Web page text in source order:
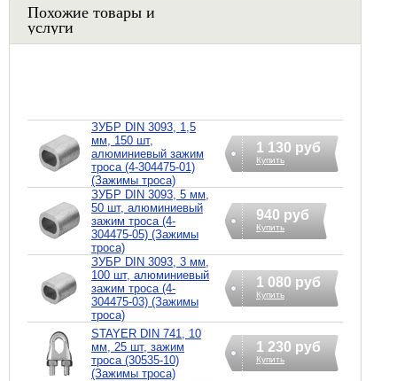
Похожие товары и
услуги
ЗУБР DIN 3093, 1,5
мм, 150 шт,
алюминиевый зажим
троса (4-304475-01)
(Зажимы троса)
1 130 руб
Купить
ЗУБР DIN 3093, 5 мм,
50 шт, алюминиевый
зажим троса (4-
304475-05) (Зажимы
троса)
940 руб
Купить
ЗУБР DIN 3093, 3 мм,
100 шт, алюминиевый
зажим троса (4-
304475-03) (Зажимы
троса)
1 080 руб
Купить
STAYER DIN 741, 10
мм, 25 шт, зажим
троса (30535-10)
(Зажимы троса)
1 230 руб
Купить